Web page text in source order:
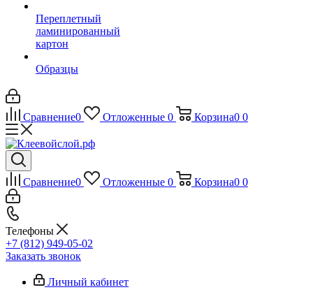
Переплетный
ламинированный
картон
Образцы
Сравнение0 Отложенные 0 Корзина0 0
Сравнение0 Отложенные 0 Корзина0 0
Телефоны
+7 (812) 949-05-02
Заказать звонок
Личный кабинет